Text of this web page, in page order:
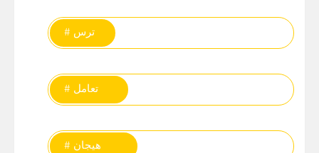
# ترس
# تعامل
# هیجان